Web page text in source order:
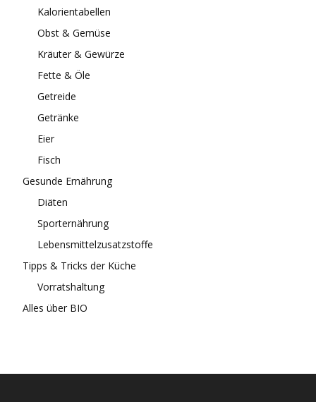
Kalorientabellen
Obst & Gemüse
Kräuter & Gewürze
Fette & Öle
Getreide
Getränke
Eier
Fisch
Gesunde Ernährung
Diäten
Sporternährung
Lebensmittelzusatzstoffe
Tipps & Tricks der Küche
Vorratshaltung
Alles über BIO